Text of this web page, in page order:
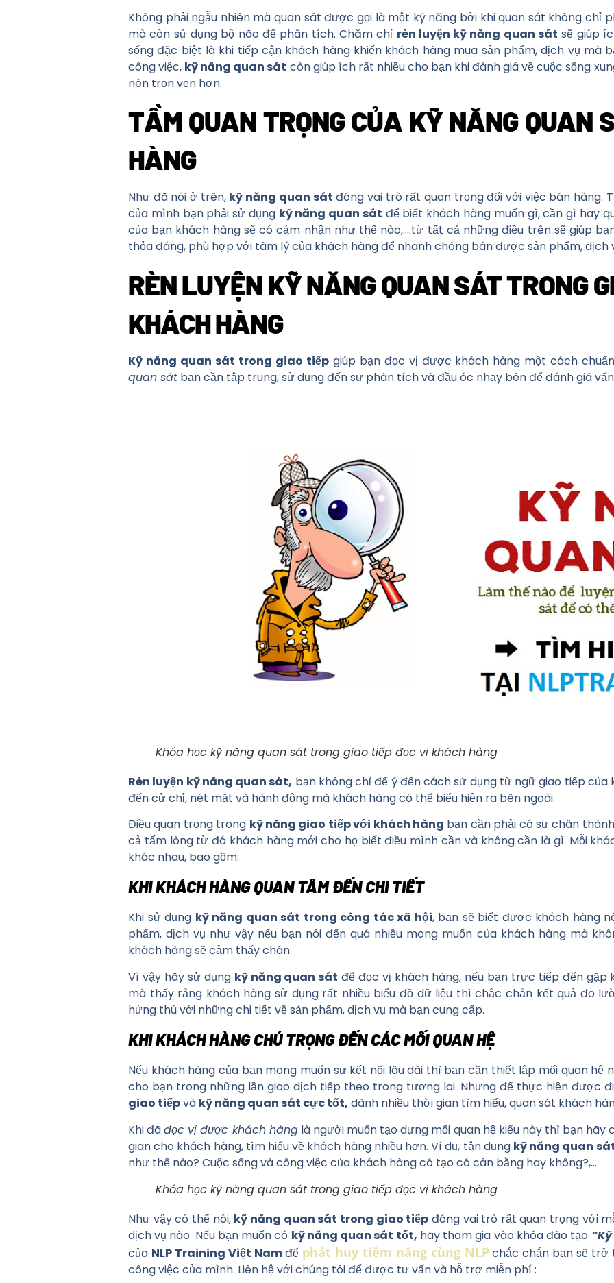
Không phải ngẫu nhiên mà quan sát được gọi là một kỹ năng bởi khi quan sát không chỉ
mà còn sử dụng bộ não để phân tích. Chăm chỉ rèn luyện kỹ năng quan sát sẽ giúp
sống đặc biệt là khi tiếp cận khách hàng khiến khách hàng mua sản phẩm, dịch vụ mà
công việc, kỹ năng quan sát còn giúp ích rất nhiều cho bạn khi đánh giá về cuộc sống
nên trọn vẹn hơn.
TẦM QUAN TRỌNG CỦA KỸ NĂNG QUAN
HÀNG
Như đã nói ở trên, kỹ năng quan sát đóng vai trò rất quan trọng đối với việc bán hàng.
của mình bạn phải sử dụng kỹ năng quan sát để biết khách hàng muốn gì, cần gì hay
của bạn khách hàng sẽ có cảm nhận như thế nào,….từ tất cả những điều trên sẽ giúp
thỏa đáng, phù hợp với tâm lý của khách hàng để nhanh chóng bán được sản phẩm, dịch
RÈN LUYỆN KỸ NĂNG QUAN SÁT TRONG
KHÁCH HÀNG
Kỹ năng quan sát trong giao tiếpgiúp bạn đọc vị được khách hàng một cách
quan sát bạn cần tập trung, sử dụng đến sự phân tích và đầu óc nhạy bén để đánh giá
Khóa học kỹ năng quan sát trong giao tiếp đọc vị khách hàng
Rèn luyện kỹ năng quan sát, bạn không chỉ để ý đến cách sử dụng từ ngữ giao tiếp
đến cử chỉ, nét mặt và hành động mà khách hàng có thể biểu hiện ra bên ngoài.
Điều quan trọng trong kỹ năng giao tiếp với khách hàng bạn cần phải có sự chân
cả tấm lòng từ đó khách hàng mới cho họ biết điều mình cần và không cần là gì. Mỗi
khác nhau, bao gồm:
KHI KHÁCH HÀNG QUAN TÂM ĐẾN CHI TIẾT
Khi sử dụng kỹ năng quan sát trong công tác xã hội, bạn sẽ biết được khách hàng
phẩm, dịch vụ như vậy nếu bạn nói đến quá nhiều mong muốn của khách hàng mà
khách hàng sẽ cảm thấy chán.
Vì vậy hãy sử dụng kỹ năng quan sát để đọc vị khách hàng, nếu bạn trực tiếp đến gặp
mà thấy rằng khách hàng sử dụng rất nhiều biểu đồ dữ liệu thì chắc chắn kết quả đo
hứng thú với những chi tiết về sản phẩm, dịch vụ mà bạn cung cấp.
KHI KHÁCH HÀNG CHÚ TRỌNG ĐẾN CÁC MỐI QUAN HỆ
Nếu khách hàng của bạn mong muốn sự kết nối lâu dài thì bạn cần thiết lập mối quan
cho bạn trong những lần giao dịch tiếp theo trong tương lai. Nhưng để thực hiện được
giao tiếpvà kỹ năng quan sát cực tốt, dành nhiều thời gian tìm hiểu, quan sát khách
Khi đãđọc vị được khách hànglà người muốn tạo dựng mối quan hệ kiểu này thì bạn
gian cho khách hàng, tìm hiểu về khách hàng nhiều hơn. Ví dụ, tận dụng kỹ năng quan
như thế nào? Cuộc sống và công việc của khách hàng có tạo có cân bằng hay không?,…
Khóa học kỹ năng quan sát trong giao tiếp đọc vị khách hàng
Như vậy có thể nói, kỹ năng quan sát trong giao tiếp đóng vai trò rất quan trọng với
dịch vụ nào. Nếu bạn muốn có kỹ năng quan sát tốt, hãy tham gia vào khóa đào tạo
của NLP Training Việt Namđể phát huy tiềm năng cùng NLPchắc chắn bạn sẽ
công việc của mình. Liên hệ với chúng tôi để được tư vấn và hỗ trợ miễn phí :